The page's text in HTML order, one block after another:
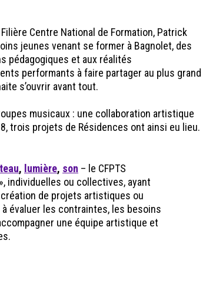
Centre National de Formation, Patrick
jeunes venant se former à Bagnolet, des
pédagogiques et aux réalités
performants à faire partager au plus grand
s’ouvrir avant tout.
musicaux : une collaboration artistique
trois projets de Résidences ont ainsi eu lieu.
, lumière, son – le CFPTS
individuelles ou collectives, ayant
de projets artistiques ou
évaluer les contraintes, les besoins
une équipe artistique et